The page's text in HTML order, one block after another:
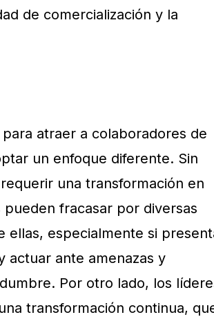
de comercialización y la
atraer a colaboradores de
un enfoque diferente. Sin
una transformación en
fracasar por diversas
ellas, especialmente si
actuar ante amenazas y
Por otro lado, los
transformación continua,